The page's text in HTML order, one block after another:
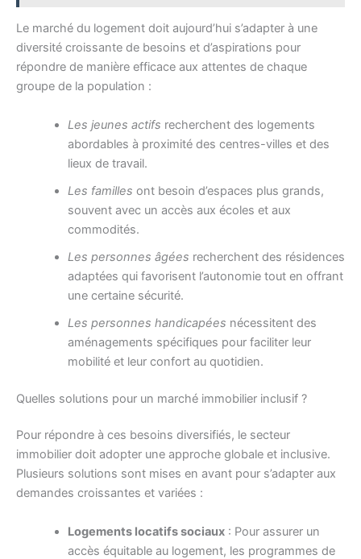
Le marché du logement doit aujourd’hui s’adapter à une
diversité croissante de besoins et d’aspirations pour
répondre de manière efficace aux attentes de chaque
groupe de la population :
Les jeunes actifs recherchent des logements
abordables à proximité des centres-villes et des
lieux de travail.
Les familles ont besoin d’espaces plus grands,
souvent avec un accès aux écoles et aux
commodités.
Les personnes âgées recherchent des résidences
adaptées qui favorisent l’autonomie tout en offrant
une certaine sécurité.
Les personnes handicapées nécessitent des
aménagements spécifiques pour faciliter leur
mobilité et leur confort au quotidien.
Quelles solutions pour un marché immobilier inclusif ?
Pour répondre à ces besoins diversifiés, le secteur
immobilier doit adopter une approche globale et inclusive.
Plusieurs solutions sont mises en avant pour s’adapter aux
demandes croissantes et variées :
Logements locatifs sociaux: Pour assurer un
accès équitable au logement, les programmes de